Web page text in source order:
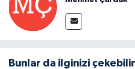
Bunlar da ilginizi çekebilir